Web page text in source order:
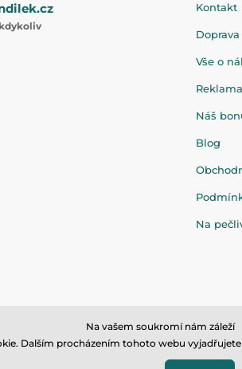
kdykoliv
Kontakt
Vše o
Náš
Blog
Na
© 2026 www.eandilek.cz ⦁ E-shop vytvořila
Na vašem soukromí nám záleží
Dalším procházením tohoto webu